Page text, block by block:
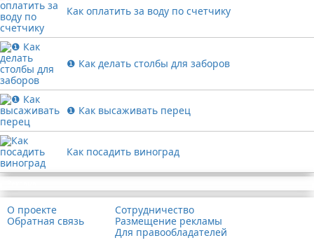
Как оплатить за воду по счетчику
❶ Как делать столбы для заборов
❶ Как высаживать перец
Как посадить виноград
О проекте
Обратная связь
Сотрудничество
Размещение рекламы
Для правообладателей